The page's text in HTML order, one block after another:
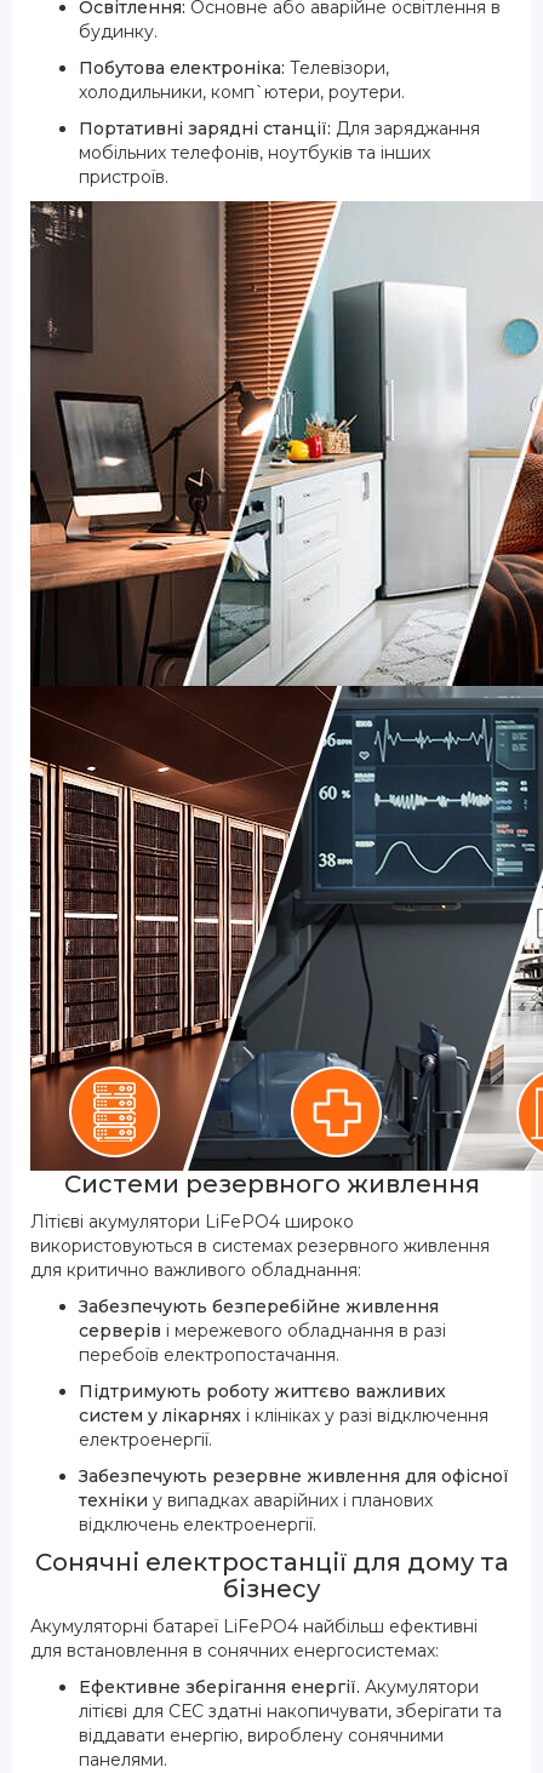
Освітлення: Основне або аварійне освітлення в
будинку.
Побутова електроніка: Телевізори,
холодильники, комп`ютери, роутери.
Портативні зарядні станції: Для заряджання
мобільних телефонів, ноутбуків та інших
пристроїв.
Системи резервного живлення
Літієві акумулятори LiFePO4 широко
використовуються в системах резервного живлення
для критично важливого обладнання:
Забезпечують безперебійне живлення
серверів і мережевого обладнання в разі
перебоїв електропостачання.
Підтримують роботу життєво важливих
систем у лікарнях і клініках у разі відключення
електроенергії.
Забезпечують резервне живлення для офісної
техніки у випадках аварійних і планових
відключень електроенергії.
Сонячні електростанції для дому та
бізнесу
Акумуляторні батареї LiFePO4 найбільш ефективні
для встановлення в сонячних енергосистемах:
Ефективне зберігання енергії. Акумулятори
літієві для СЕС здатні накопичувати, зберігати та
віддавати енергію, вироблену сонячними
панелями.